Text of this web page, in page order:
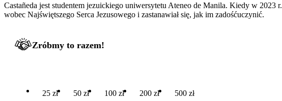
Castañeda jest studentem jezuickiego uniwersytetu Ateneo de Manila. Kiedy w 2023
wobec Najświętszego Serca Jezusowego i zastanawiał się, jak im zadośćuczynić.
Zróbmy to razem!
25 zł 50 zł 100 zł 200 zł 500 zł